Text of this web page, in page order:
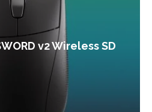
v2 Wireless SD